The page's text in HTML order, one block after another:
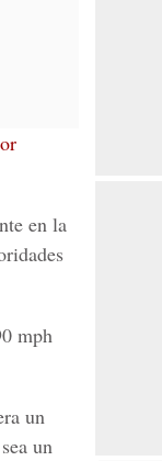
en la
mph
un
un